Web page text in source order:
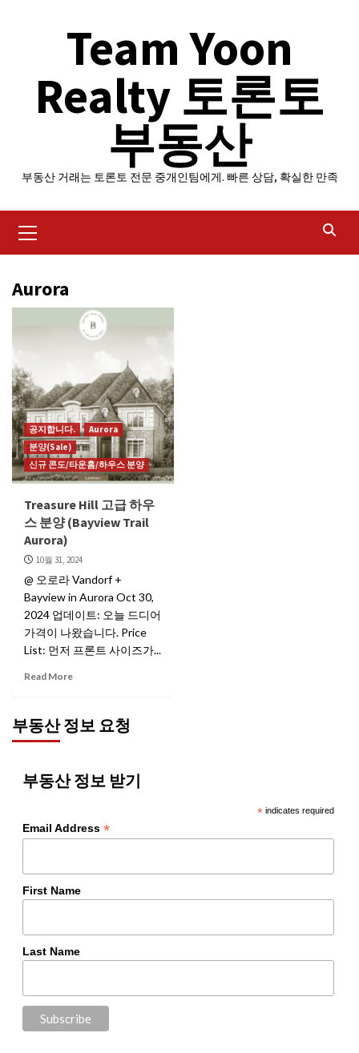
Team Yoon
Realty 토론토
부동산
부동산 거래는 토론토 전문 중개인팀에게. 빠른 상담, 확실한 만족
Menu
Aurora
공지합니다.
Aurora
분양(Sale)
신규 콘도/타운홈/하우스 분양
Treasure Hill 고급 하우
스 분양 (Bayview Trail
Aurora)
10월 31, 2024
@ 오로라 Vandorf +
Bayview in Aurora Oct 30,
2024 업데이트: 오늘 드디어
가격이 나왔습니다. Price
List: 먼저 프론트 사이즈가...
Read More
부동산 정보 요청
부동산 정보 받기
*indicates required
Email Address *
First Name
Last Name